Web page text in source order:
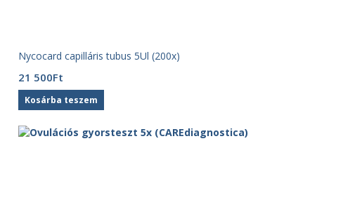
Nycocard capilláris tubus 5Ul (200x)
21 500Ft
Kosárba teszem